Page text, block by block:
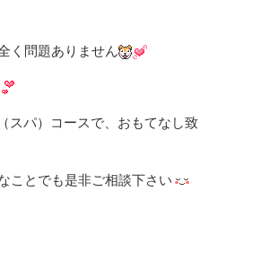
く問題ありません
スパ）コースで、おもてなし致
ことでも是非ご相談下さい